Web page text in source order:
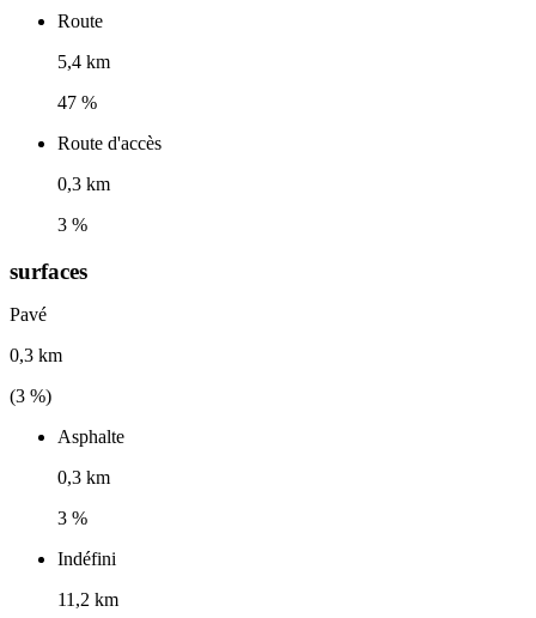
Route
5,4 km
47 %
Route d'accès
0,3 km
3 %
surfaces
Pavé
0,3 km
(3 %)
Asphalte
0,3 km
3 %
Indéfini
11,2 km